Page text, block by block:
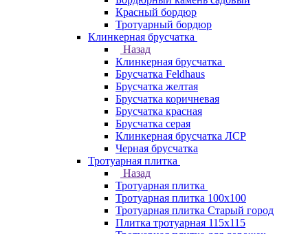
Красный бордюр
Тротуарный бордюр
Клинкерная брусчатка
Назад
Клинкерная брусчатка
Брусчатка Feldhaus
Брусчатка желтая
Брусчатка коричневая
Брусчатка красная
Брусчатка серая
Клинкерная брусчатка ЛСР
Черная брусчатка
Тротуарная плитка
Назад
Тротуарная плитка
Тротуарная плитка 100x100
Тротуарная плитка Старый город
Плитка тротуарная 115x115